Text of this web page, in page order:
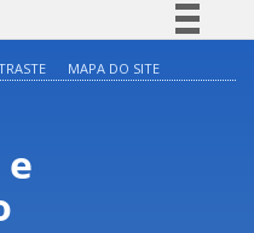
Acesso à informação
MAPA DO SITE